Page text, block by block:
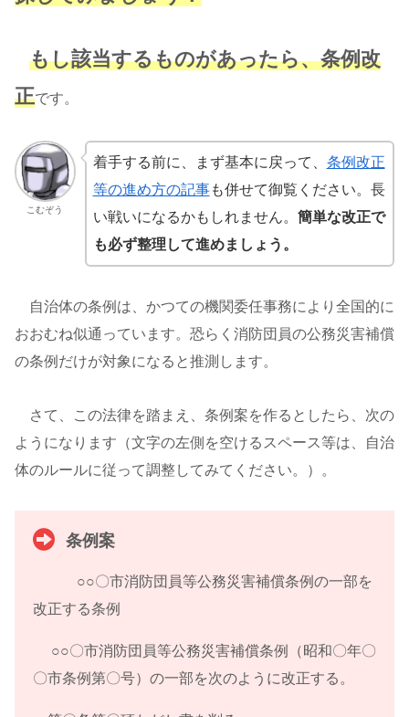
もし該当するものがあったら、条例改
正です。
こむぞう
着手する前に、まず基本に戻って、 条例改正
等の進め方の記事も併せて御覧ください。長
い戦いになるかもしれません。 簡単な改正で
も必ず整理して進めましょう。
自治体の条例は、かつての機関委任事務により全国的に
おおむね似通っています。恐らく消防団員の公務災害補償
の条例だけが対象になると推測します。
さて、この法律を踏まえ、条例案を作るとしたら、次の
ようになります（文字の左側を空けるスペース等は、自治
体のルールに従って調整してみてください。）。
条例案
○○〇市消防団員等公務災害補償条例の一部を
改正する条例
○○〇市消防団員等公務災害補償条例（昭和〇年〇
〇市条例第〇号）の一部を次のように改正する。